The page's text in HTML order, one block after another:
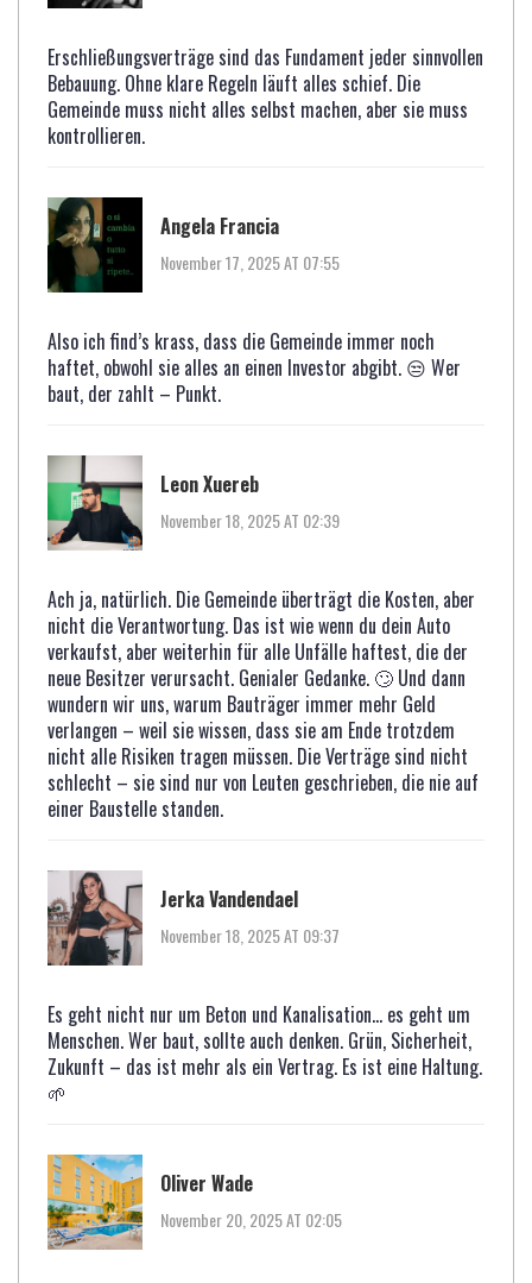
Erschließungsverträge sind das Fundament jeder sinnvollen
Bebauung. Ohne klare Regeln läuft alles schief. Die
Gemeinde muss nicht alles selbst machen, aber sie muss
kontrollieren.
Angela Francia
November 17, 2025 AT 07:55
Also ich find’s krass, dass die Gemeinde immer noch
haftet, obwohl sie alles an einen Investor abgibt. 😒 Wer
baut, der zahlt – Punkt.
Leon Xuereb
November 18, 2025 AT 02:39
Ach ja, natürlich. Die Gemeinde überträgt die Kosten, aber
nicht die Verantwortung. Das ist wie wenn du dein Auto
verkaufst, aber weiterhin für alle Unfälle haftest, die der
neue Besitzer verursacht. Genialer Gedanke. 🙄 Und dann
wundern wir uns, warum Bauträger immer mehr Geld
verlangen – weil sie wissen, dass sie am Ende trotzdem
nicht alle Risiken tragen müssen. Die Verträge sind nicht
schlecht – sie sind nur von Leuten geschrieben, die nie auf
einer Baustelle standen.
Jerka Vandendael
November 18, 2025 AT 09:37
Es geht nicht nur um Beton und Kanalisation… es geht um
Menschen. Wer baut, sollte auch denken. Grün, Sicherheit,
Zukunft – das ist mehr als ein Vertrag. Es ist eine Haltung.
🌱
Oliver Wade
November 20, 2025 AT 02:05